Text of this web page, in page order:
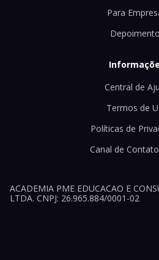
Para
Central de
Termos de
Políticas de
Canal de
ACADEMIA PME EDUCACAO E
LTDA. CNPJ: 26.965.884/0001-02